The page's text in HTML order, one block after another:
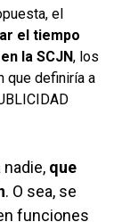
el
el tiempo
la SCJN, los
que definiría a
que
. O sea, se
funciones